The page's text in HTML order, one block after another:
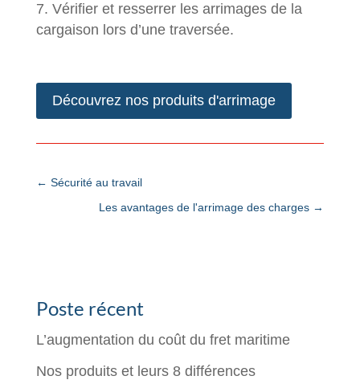
Vérifier et resserrer les arrimages de la
cargaison lors d’une traversée.
Découvrez nos produits d'arrimage
← Sécurité au travail
Les avantages de l'arrimage des charges →
Poste récent
L’augmentation du coût du fret maritime
Nos produits et leurs 8 différences